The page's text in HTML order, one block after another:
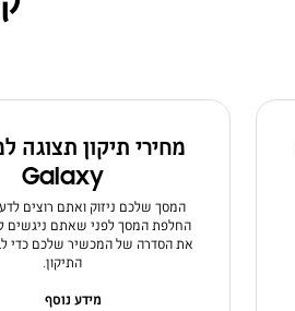
מחירי תיקון תצוגה
Galaxy
המסך שלכם ניזוק ואתם רוצים
החלפת המסך לפני שאתם ניגשים
את הסדרה של המכשיר שלכם כדי
התיקון.
מידע נוסף